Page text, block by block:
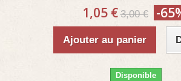
1,05 € 3,00 € -
Ajouter au panier
Disponible